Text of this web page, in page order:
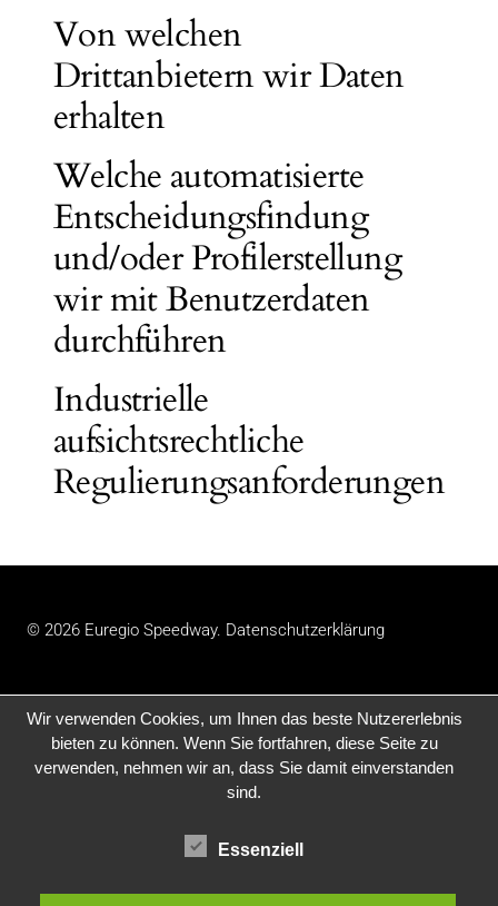
Von welchen
Drittanbietern wir Daten
erhalten
Welche automatisierte
Entscheidungsfindung
und/oder Profilerstellung
wir mit Benutzerdaten
durchführen
Industrielle
aufsichtsrechtliche
Regulierungsanforderungen
© 2026 Euregio Speedway. Datenschutzerklärung
Wir verwenden Cookies, um Ihnen das beste Nutzererlebnis
bieten zu können. Wenn Sie fortfahren, diese Seite zu
verwenden, nehmen wir an, dass Sie damit einverstanden
sind.
Essenziell